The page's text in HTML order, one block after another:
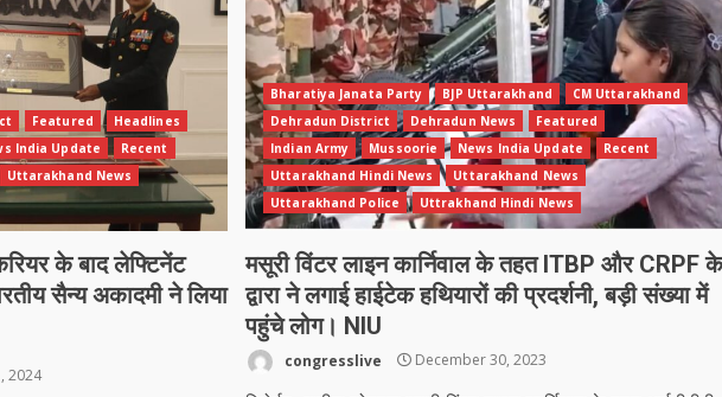
Featured
Headlines
India Update
Recent
Uttarakhand News
के बाद लेफ्टिनेंट
सैन्य अकादमी ने लिया
2024
Bharatiya Janata Party BJP Uttarakhand
CM Uttarakhand
Dehradun District
Dehradun News
Featured
Indian Army
Mussoorie News India Update
Recent
Uttarakhand Hindi News
Uttarakhand News
Uttarakhand Police
Uttrakhand Hindi News
मसूरी विंटर लाइन कार्निवाल के तहत ITBP और CRPF
द्वारा ने लगाई हाईटेक हथियारों की प्रदर्शनी, बड़ी संख्या में
पहुंचे लोग। NIU
congresslive December 30, 2023